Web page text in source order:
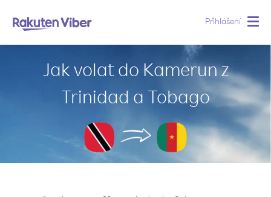
Přihlášení
Jak volat do Kamerun z
Trinidad a Tobago